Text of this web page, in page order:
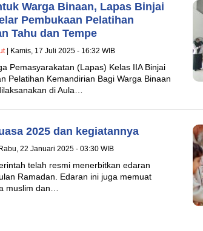
Warga Binaan, Lapas Binjai
Pembukaan Pelatihan
Tahu dan Tempe
| Kamis, 17 Juli 2025 - 16:32 WIB
Pemasyarakatan (Lapas) Kelas IIA Binjai
Pelatihan Kemandirian Bagi Warga Binaan
di Aula…
2025 dan kegiatannya
22 Januari 2025 - 03:30 WIB
telah resmi menerbitkan edaran
Ramadan. Edaran ini juga memuat
muslim dan…